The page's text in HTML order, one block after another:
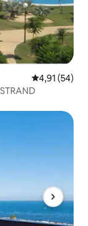
Gemiddelde
4,91 (54)